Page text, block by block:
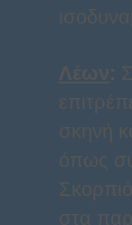
Λέων:
σκηνή
όπως
στα